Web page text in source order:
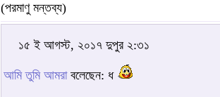
(পরমাণু মন্তব্য)
১৫ ই আগস্ট, ২০১৭ দুপুর ২:৩১
আমি তুমি আমরাবলেছেন: ধ